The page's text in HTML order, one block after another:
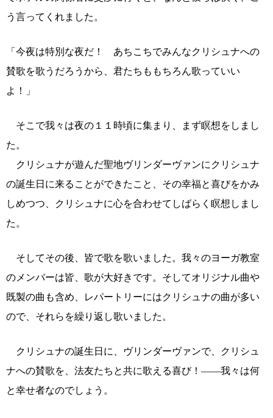
う言ってくれました。
「今夜は特別な夜だ！ あちこちでみんなクリシュナへの
賛歌を歌うだろうから、君たちももちろん歌っていい
よ！」
そこで我々は夜の１１時頃に集まり、まず瞑想をしまし
た。
クリシュナが遊んだ聖地ヴリンダーヴァンにクリシュナ
の誕生日に来ることができたこと、その幸福と喜びをかみ
しめつつ、クリシュナに心を合わせてしばらく瞑想しまし
た。
そしてその後、皆で歌を歌いました。我々のヨーガ教室
のメンバーは皆、歌が大好きです。そしてオリジナル曲や
既製の曲も含め、レパートリーにはクリシュナの曲が多い
ので、それらを繰り返し歌いました。
クリシュナの誕生日に、ヴリンダーヴァンで、クリシュ
ナへの賛歌を、法友たちと共に歌える喜び！――我々は何
と幸せ者なのでしょう。